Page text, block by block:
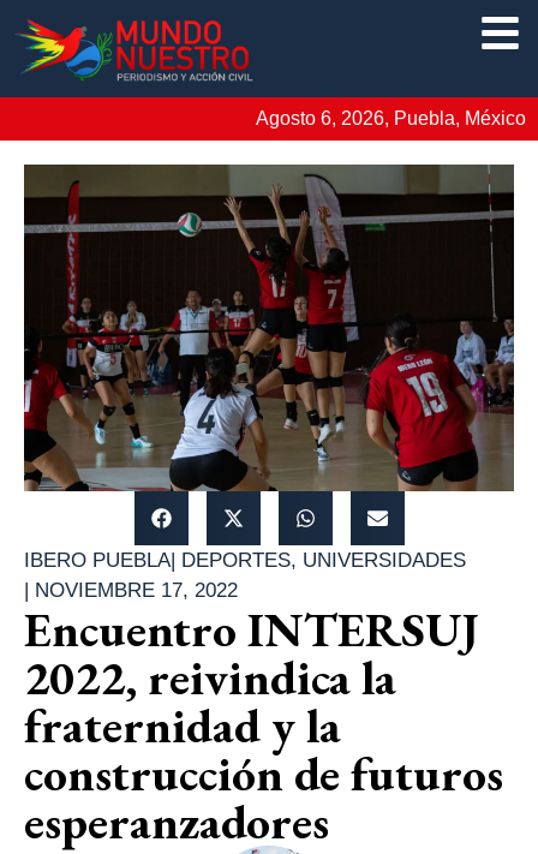
Agosto 6, 2026, Puebla, México
IBERO PUEBLA| DEPORTES, UNIVERSIDADES
| NOVIEMBRE 17, 2022
Encuentro INTERSUJ
2022, reivindica la
fraternidad y la
construcción de futuros
esperanzadores